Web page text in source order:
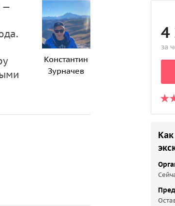
—
Константин
Зурначев
4
за